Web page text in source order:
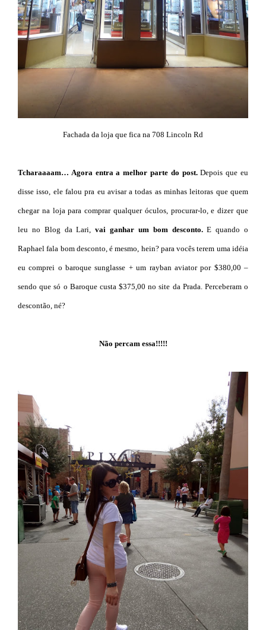
Fachada da loja que fica na 708 Lincoln Rd
Tcharaaaam… Agora entra a melhor parte do post.Depois que eu
disse isso, ele falou pra eu avisar a todas as minhas leitoras que quem
chegar na loja para comprar qualquer óculos, procurar-lo, e dizer que
leu no Blog da Lari,vai ganhar um bom desconto.E quando o
Raphael fala bom desconto, é mesmo, hein? para vocês terem uma idéia
eu comprei o baroque sunglasse + um rayban aviator por $380,00 –
sendo que só o Baroque custa $375,00 no site da Prada. Perceberam o
descontão, né?
Não percam essa!!!!!